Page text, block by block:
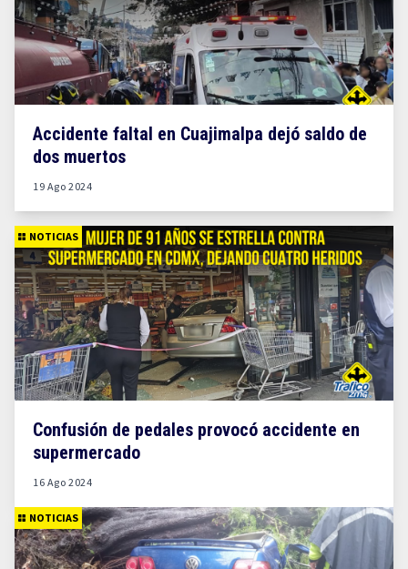
Accidente faltal en Cuajimalpa dejó saldo de
dos muertos
19 Ago 2024
NOTICIAS
Confusión de pedales provocó accidente en
supermercado
16 Ago 2024
NOTICIAS